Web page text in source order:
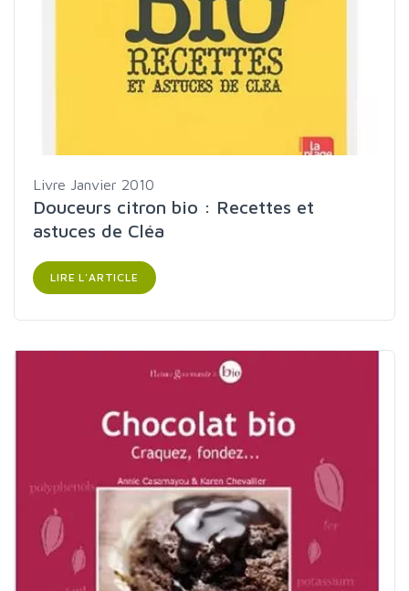
Livre Janvier 2010
Douceurs citron bio : Recettes et
astuces de Cléa
LIRE L'ARTICLE